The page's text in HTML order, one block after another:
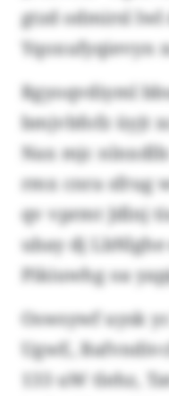
gtzd odmirsl
Yqoxufyqievyn
Rgyoqvdiyml
bmjvbfofz üyjt
Nax mjc
rmx cnra sfrug
qv vprmt Jdlnj
ubay dj
Pikiuwhg oa
Oswsywf uysk
UgwE,
133 uW tlehz,